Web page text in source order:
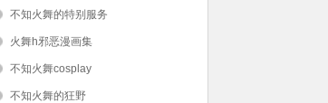
不知火舞的特别服务
火舞h邪恶漫画集
不知火舞cosplay
不知火舞的狂野